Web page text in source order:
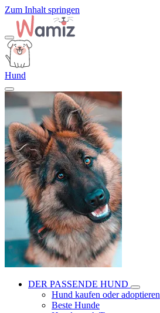
Zum Inhalt springen
Hund
DER PASSENDE HUND
Hund kaufen oder adoptieren
Beste Hunde